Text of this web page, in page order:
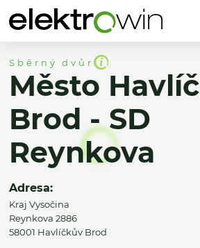
Sběrný dvůr
Město
Brod - SD
Reynkova
Adresa:
Kraj Vysočina
Reynkova 2886
58001 Havlíčkův Brod